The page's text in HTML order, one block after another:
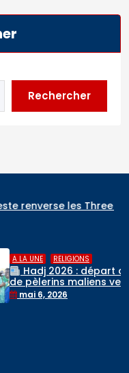
Rechercher
Three Lions et rejoint
premier contingent
l’Arabie saoudite